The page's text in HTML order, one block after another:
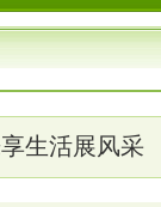
生活展风采